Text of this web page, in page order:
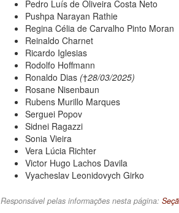
Pedro Luís de Oliveira Costa Neto
Pushpa Narayan Rathie
Regina Célia de Carvalho Pinto Moran
Reinaldo Charnet
Ricardo Iglesias
Rodolfo Hoffmann
Ronaldo Dias (†28/03/2025)
Rosane Nisenbaun
Rubens Murillo Marques
Serguei Popov
Sidnei Ragazzi
Sonia Vieira
Vera Lúcia Richter
Victor Hugo Lachos Davila
Vyacheslav Leonidovych Girko
Responsável pelas informações nesta página: